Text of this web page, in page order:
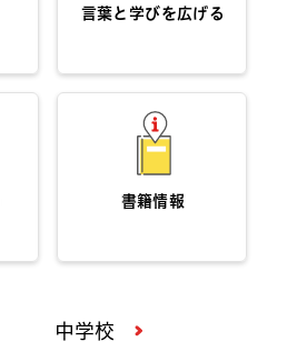
言葉と学びを広げる
書籍情報
中学校